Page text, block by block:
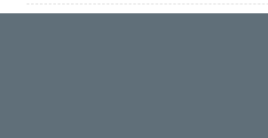
Berühmte